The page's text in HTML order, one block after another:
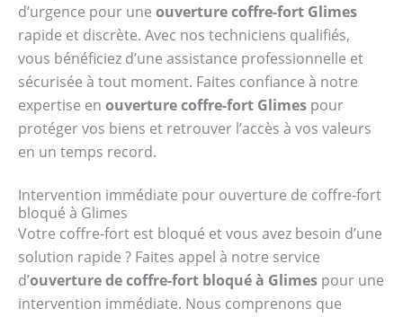
d’urgence pour une ouverture coffre-fort Glimes
rapide et discrète. Avec nos techniciens qualifiés,
vous bénéficiez d’une assistance professionnelle et
sécurisée à tout moment. Faites confiance à notre
expertise en ouverture coffre-fort Glimes pour
protéger vos biens et retrouver l’accès à vos valeurs
en un temps record.
Intervention immédiate pour ouverture de coffre-fort
bloqué à Glimes
Votre coffre-fort est bloqué et vous avez besoin d’une
solution rapide ? Faites appel à notre service
d’ouverture de coffre-fort bloqué à Glimes pour une
intervention immédiate. Nous comprenons que